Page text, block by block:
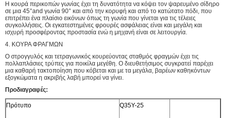
Η κουρά περικοπών γωνίας έχει τη δυνατότητα να κόψει τον ψαρευμένο σίδηρο
σε μια 45°and γωνία 90° και από την κορυφή και από το κατώτατο πόδι, που
επιτρέπει ένα πλαίσιο εικόνων όπως τη γωνία που γίνεται για τις τέλειες
συγκολλήσεις. Οι εγκατεστημένες φρουρές ασφάλειας είναι και μεγάλη και
ισχυρή προσφέροντας προστασία ενώ η μηχανή είναι σε λειτουργία.
4. ΚΟΥΡΑ ΦΡΑΓΜΩΝ
Ο στρογγυλός και τετραγωνικός κουρεύοντας σταθμός φραγμών έχει τις
πολλαπλάσιες τρύπες για ποικίλα μεγέθη. Ο διευθετήσιμος συγκρατεί παρέχει
μια καθαρή τακτοποίηση που κόβεται και με τα μεγάλα, βαρέων καθηκόντων
εξογκώματα η ακριβής λαβή μπορεί να γίνει.
Προδιαγραφές:
Πρότυπο Q35Y-25